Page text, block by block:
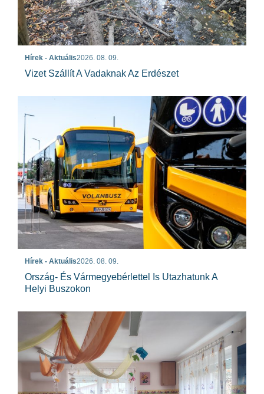
Hírek - Aktuális2026. 08. 09.
Vizet Szállít A Vadaknak Az Erdészet
Hírek - Aktuális2026. 08. 09.
Ország- És Vármegyebérlettel Is Utazhatunk A
Helyi Buszokon